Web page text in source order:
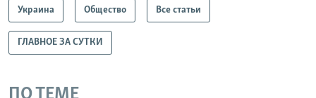
Украина Общество Все статьи
ГЛАВНОЕ ЗА СУТКИ